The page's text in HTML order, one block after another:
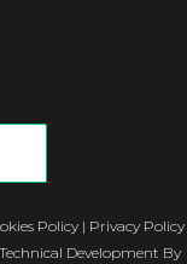
Policy | Privacy Policy
Development By